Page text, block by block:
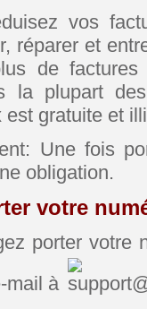
vos
réparer et
de factures
la plupart
est gratuite et
Une fois
obligation.
votre
porter votre
mail à